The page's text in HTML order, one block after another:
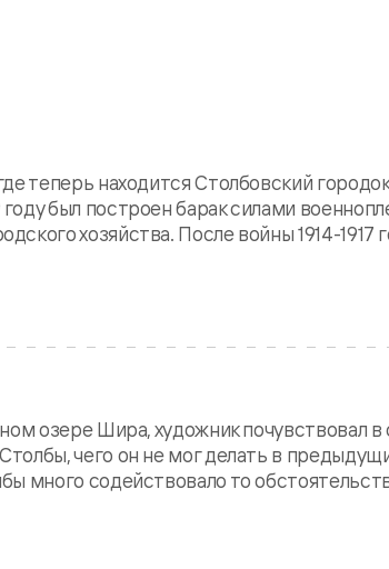
теперь находится Столбовский
был построен барак силами
хозяйства. После войны 1914-1917
озере Шира, художник почувствовал в
чего он не мог делать в
много содействовало то